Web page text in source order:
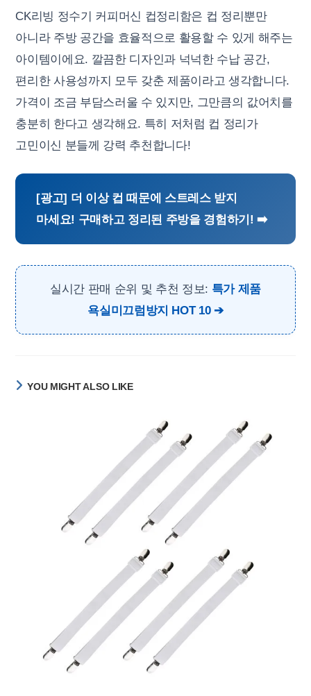
CK리빙 정수기 커피머신 컵정리함은 컵 정리뿐만
아니라 주방 공간을 효율적으로 활용할 수 있게 해주는
아이템이에요. 깔끔한 디자인과 넉넉한 수납 공간,
편리한 사용성까지 모두 갖춘 제품이라고 생각합니다.
가격이 조금 부담스러울 수 있지만, 그만큼의 값어치를
충분히 한다고 생각해요. 특히 저처럼 컵 정리가
고민이신 분들께 강력 추천합니다!
[광고] 더 이상 컵 때문에 스트레스 받지
마세요! 구매하고 정리된 주방을 경험하기! ➡️
실시간 판매 순위 및 추천 정보: 특가 제품
욕실미끄럼방지 HOT 10
YOU MIGHT ALSO LIKE